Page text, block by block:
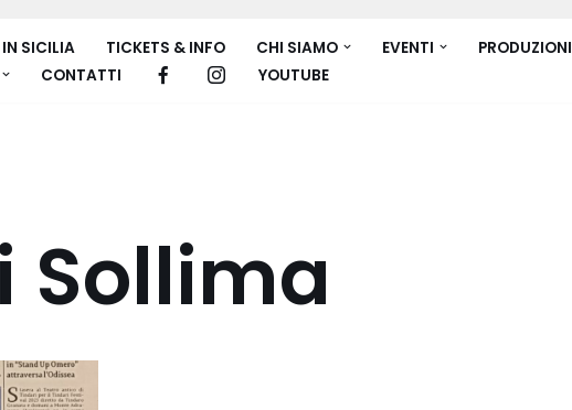
SICILIA TICKETS & INFO CHI SIAMO EVENTI PRODUZIONI
CONTATTI YOUTUBE
Sollima